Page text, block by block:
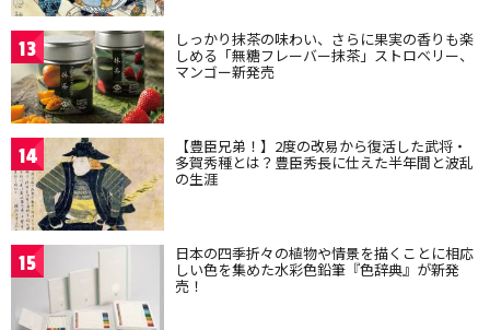
13 しっかり抹茶の味わい、さらに果実の香りも楽
しめる「無糖フレーバー抹茶」ストロベリー、
マンゴー新発売
14 【豊臣兄弟！】2度の改易から復活した武将・
多賀秀種とは？豊臣秀長に仕えた半年間と波乱
の生涯
15 日本の四季折々の植物や情景を描くことに相応
しい色を集めた水彩色鉛筆『色辞典』が新発
売！